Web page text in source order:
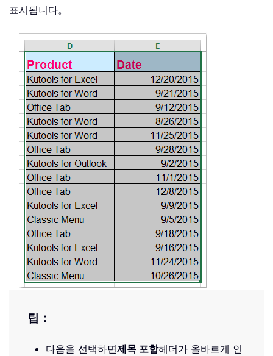
표시됩니다。
팁：
다음을 선택하면제목 포함헤더가 올바르게 인